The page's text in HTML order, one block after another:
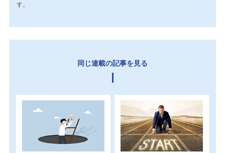
す。
同じ連載の記事を見る